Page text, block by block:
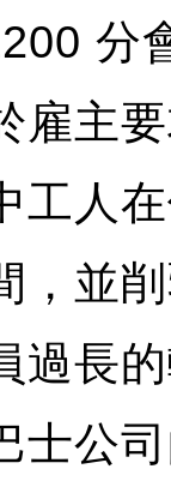
分
雇主
工人
，並
過長
士公